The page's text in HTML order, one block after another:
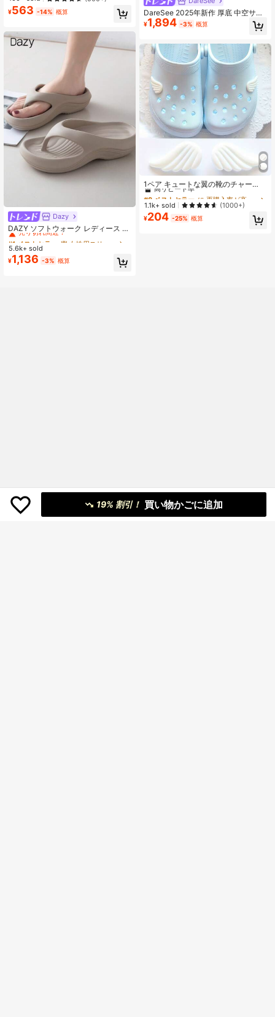
マイクロクラムブクリーナー ホーム
オフィス用、便利なオフィス用品と
バッテリーフリーの学生用アクセサ
スの掃除、小物、消しゴム、破片、
削りくずの吸い取りに最適 (バッテリ
#4 ベストセラー
に 家庭用洗剤 ダスターとポータブル掃除機
¥563 -14% 概算
Dazy
DAZY ソフトウォーク レディース EV
A ミッドヒール プラットフォーム ビ
ーチサンダル - 超軽量、通気性、快
適、滑り止め、ソフトソール、ビー
チ、休暇、家庭の自由時間、日常着
#1 ベストセラー
売り切れ間近！
#1 ベストセラー
売り切れ間近！
#1 ベストセラー
売り切れ間近！
#1 ベストセラー
5.6k+ sold
¥1,136 -3% 概算
DareSee 2025年新作 厚底 中空サン
ダル レディース 春夏 ファッション
ガーデンパーティー カジュアル かわ
トドア シューズ 通学用
¥1,894 -3% 概算
1ペア キュートな翼の靴のチャー
ム、靴の装飾アクセサリー、中空ク
ロッグ、ガーデンシューズ、夏に適
しています
#8 ベストセラー
に 再購入率が高い 靴のDIYデコレーション
高リピート率
#8 ベストセラー
高リピート率
#8 ベストセラー
高リピート率
#8 ベストセラー
に 再購入率が高い 靴のDIYデコレーション
1.1k+ sold (1000+)
¥204 -25% 概算
19% 割引！ 買い物かごに追加